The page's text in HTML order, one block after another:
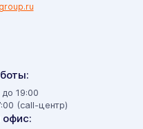
19:00
(call-центр)
офис: